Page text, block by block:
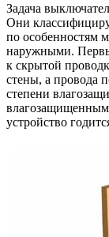
Задача
Они
по особенностям
наружными.
к скрытой
стены, а провода
степени
устройство